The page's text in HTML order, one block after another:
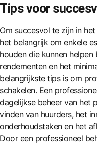
Tips voor
Om succesvol te zijn in
het belangrijk om enkele
houden die kunnen
rendementen en het
belangrijkste tips is om
schakelen. Een
dagelijkse beheer van het
vinden van huurders, het
onderhoudstaken en het
Door een professioneel